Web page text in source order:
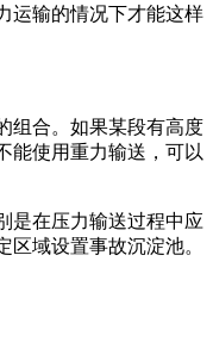
运输的情况下才能这样
组合。如果某段有高度
能使用重力输送，可以
是在压力输送过程中应
域设置事故沉淀池。